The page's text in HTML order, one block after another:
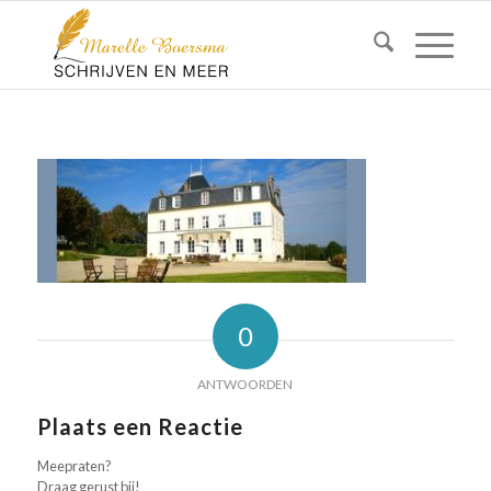
0
ANTWOORDEN
Plaats een Reactie
Meepraten?
Draag gerust bij!